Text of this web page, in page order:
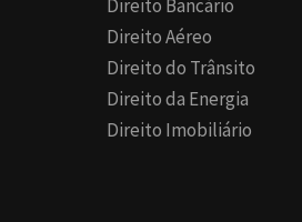
Direito Bancário
Direito Aéreo
Direito do Trânsito
Direito da Energia
Direito Imobiliário